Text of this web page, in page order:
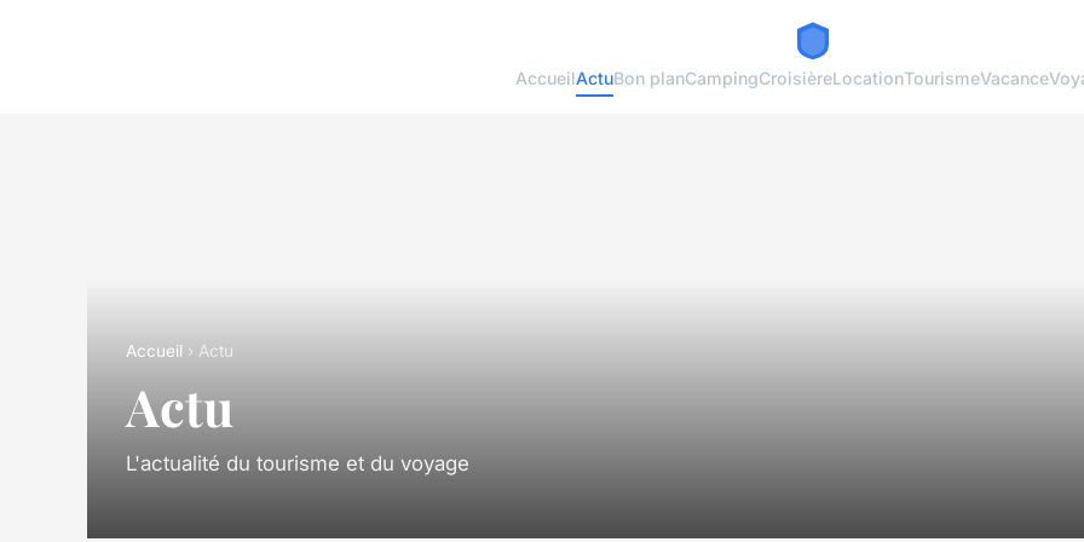
AccueilActuBon planCampingCroisièreLocationTourismeVacance
Accueil › Actu
Actu
L'actualité du tourisme et du voyage